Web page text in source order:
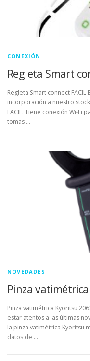
CONEXIÓN
Regleta Smart
Regleta Smart connect FACIL
incorporación a nuestro
FACIL. Tiene conexión Wi-
tomas …
NOVEDADES
Pinza
Pinza vatimétrica Kyoritsu
estar atentos a las últimas
la pinza vatimétrica Kyoritsu
datos de …